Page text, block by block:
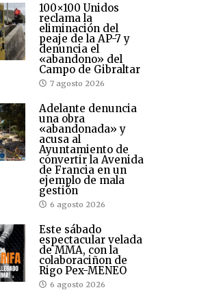
100×100 Unidos
reclama la
eliminación del
peaje de la AP-7 y
denuncia el
«abandono» del
Campo de Gibraltar
7 agosto 2026
Adelante denuncia
una obra
«abandonada» y
acusa al
Ayuntamiento de
convertir la Avenida
de Francia en un
ejemplo de mala
gestión
6 agosto 2026
Este sábado
espectacular velada
de MMA, con la
colaboraciñon de
Rigo Pex-MENEO
6 agosto 2026